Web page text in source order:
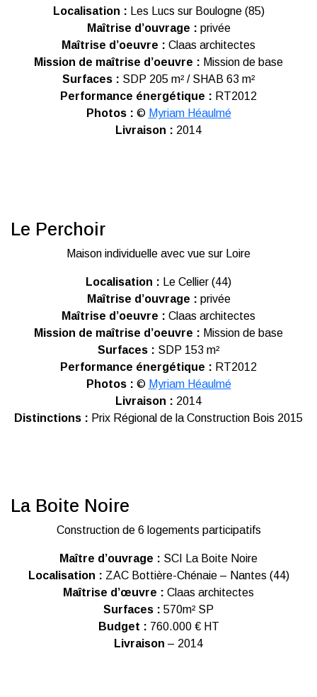
Localisation : Les Lucs sur Boulogne (85)
Maîtrise d’ouvrage : privée
Maîtrise d’oeuvre : Claas architectes
Mission de maîtrise d’oeuvre : Mission de base
Surfaces : SDP 205 m² / SHAB 63 m²
Performance énergétique : RT2012
Photos : © Myriam Héaulmé
Livraison : 2014
Le Perchoir
Maison individuelle avec vue sur Loire
Localisation : Le Cellier (44)
Maîtrise d’ouvrage : privée
Maîtrise d’oeuvre : Claas architectes
Mission de maîtrise d’oeuvre : Mission de base
Surfaces : SDP 153 m²
Performance énergétique : RT2012
Photos : © Myriam Héaulmé
Livraison : 2014
Distinctions : Prix Régional de la Construction Bois 2015
La Boite Noire
Construction de 6 logements participatifs
Maître d’ouvrage : SCI La Boite Noire
Localisation : ZAC Bottière-Chénaie – Nantes (44)
Maîtrise d’œuvre : Claas architectes
Surfaces : 570m² SP
Budget : 760.000 € HT
Livraison – 2014